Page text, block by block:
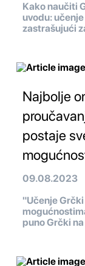
Kako naučiti
uvodu:
zastrašujući
Najbolje
postaje
09.08.2023
"Učenje
puno Grčki